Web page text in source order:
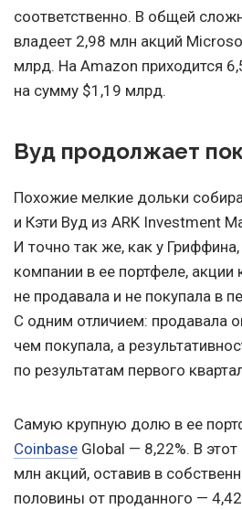
соответственно. В общей
владеет 2,98 млн акций
млрд. На Amazon приходится
на сумму $1,19 млрд.
Вуд продолжает
Похожие мелкие дольки
и Кэти Вуд из ARK Investment
И точно так же, как у
компании в ее портфеле,
не продавала и не покупала в
С одним отличием: продавала
чем покупала, а
по результатам первого
Самую крупную долю в ее
Coinbase Global — 8,22%. В
млн акций, оставив в
половины от проданного —